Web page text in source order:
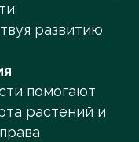
развитию
помогают
растений и